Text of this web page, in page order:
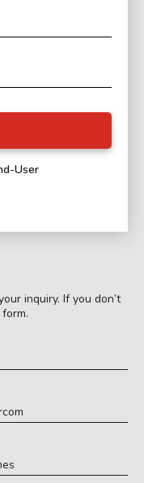
User
inquiry. If you don’t